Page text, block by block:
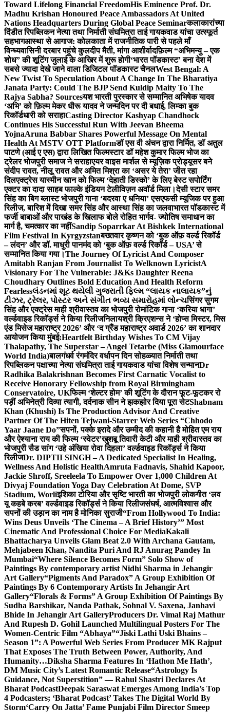
Toward Lifelong Financial FreedomHis Eminence Prof. Dr.
Madhu Krishan Honoured Peace Ambassadors At United
Nations Headquarters During Global Peace Seminarकलाकारांच्या
दिंडीत रिपब्लिकन नेत्या तथा निर्माती संघमित्रा ताई गायकवाड यांचा उत्स्फूर्त
सहभागआस्था से आगाज: कोलकाता में राजनीतिक पारी से पहले माँ
विन्ध्यवासिनी दरबार पहुंचे कुलदीप मैती, मांगा आशीर्वादफ़िल्म “अभिमन्यु – एक
शोध” की शूटिंग जुलाई के आखिर में शुरू होगी‘भारत पॉडकास्ट’ बना देश में
सबसे ज्यादा देखे जाने वाला डिजिटल पॉडकास्ट चैनलWest Bengal: A
New Twist To Speculation About A Change In The Bharatiya
Janata Party: Could The BJP Send Kuldip Maity To The
Rajya Sabha? Sourcesयश भारती पुरस्कार से सम्मानित अभिषेक यादव
‘अभि’ को फ़िल्म मेकर धीरू यादव ने जन्मदिन पर दी बधाई, लिम्का बुक
रिकॉर्डधारी को सराहाCasting Director Kashyap Chandhock
Continues His Successful Run With Jeevan Bheema
YojnaAruna Babbar Shares Powerful Message On Mental
Health At MSTV OTT Platformडॉ एस वी अंचन द्वारा निर्मित, डॉ अतुल
पाटणे (आई ए एस) द्वारा लिखित फिल्मस्टार डॉ महेश कुमार फिल्म भोज का
ट्रेलर भोजपुरी समाज ने सराहाएयर वाइस मार्शल से म्यूज़िक प्रोड्यूसर बने
संदीप रावत, नीलू रावत और अमित मिश्रा का ‘असर ये तेरा’ जीत रहा
दिलएक्ट्रेस यास्मीन खान को फिल्म ‘देहाती डिस्को’ के लिए बेस्ट सपोर्टिंग
एक्टर का दादा साहब फाल्के इंडियन टेलीविज़न अवॉर्ड मिला।देसी स्टार समर
सिंह का बिग ब्लास्ट भोजपुरी गाना ‘बदरवा ए धनिया’ एसएफसी म्यूजिक पर हुआ
रिलीज, बारिश में दिखा समर सिंह और आस्था सिंह का जलवाभारत पॉडकास्ट में
फर्जी बाबाओं और पाखंड के खिलाफ बोले रोहित भार्गव- ज्योतिष समाधान का
मार्ग है, चमत्कार का नहींSandip Soparrkar At Bishkek International
Film Festival In Kyrgyzstanबख्तवार कृष्णन को ‘बुक ऑफ़ वर्ल्ड रिकॉर्ड
– लंदन’ और डॉ. माधुरी पानमंद को ‘बुक ऑफ़ वर्ल्ड रिकॉर्ड – USA’ से
सम्मानित किया गया।The Journey Of Lyricist And Composer
Amitabh Ranjan From Journalist To Welknown LyricistA
Visionary For The Vulnerable: J&Ks Daughter Reena
Choudhary Outlines Bold Education And Health Reform
Fearlessલંડનમાં શૂટ થયેલી ગુજરાતી ફિલ્મ “લાયક નાલાયક”નું
ટીઝર, ટ્રેલર, પોસ્ટર અને સંગીત ભવ્ય સમારોહમાં લોન્ચसिंगर सुगम
सिंह और एक्ट्रेस माही श्रीवास्तव का भोजपुरी रोमांटिक गाना ‘करिया धागा’
वर्ल्डवाइड रिकॉर्ड्स ने किया रिलीजनिलायश्री क्रिएशन्स ने ‘होप्स मिस्टर, मिस
एंड मिसेज महाराष्ट्र 2026’ और ‘द ग्रैंड महाराष्ट्र अवार्ड 2026’ का शानदार
आयोजन किया मुंबई:Heartfelt Birthday Wishes To CM Vijay
Thalapathy, The Superstar – Angel Tetarbe (Miss Glamourface
World India)बालगंधर्व रंगमंदिर वर्धापन दिन सोहळ्यात निर्माती तथा
रिपब्लिकन पक्षाच्या नेत्या संघमित्रा ताई गायकवाड यांचा विशेष सन्मानDr
Radhika Balakrishnan Becomes First Carnatic Vocalist to
Receive Honorary Fellowship from Royal Birmingham
Conservatoire, UKफिल्म ‘शेल्टर होम’ की शूटिंग के दौरान फूट-फूटकर रो
पड़ीं अभिनेत्री दिव्या त्यागी, दर्दनाक सीन ने झकझोर दिया पूरा सेटShabnam
Khan (Khushi) Is The Production Advisor And Creative
Partner Of The Hiten Tejwani-Starrer Web Series “Chhodo
Yaar Jaane Do”सपनों, पक्के इरादे और उम्मीद की कहानी है मोहित एम राय
और ऐश्याना राय की फिल्म ‘स्वेटर’खुशबू तिवारी केटी और माही श्रीवास्तव का
भोजपुरी सैड सांग ‘उहे अंखिया रोवा दिहला’ वर्ल्डवाइड रिकॉर्ड्स ने किया
रिलीजDr. DIPTII SINGH – A Dedicated Specialist In Healing,
Wellness And Holistic HealthAmruta Fadnavis, Shahid Kapoor,
Jackie Shroff, Sreeleela To Empower Over 1,000 Children At
Divyaj Foundation Yoga Day Celebration At Dome, SVP
Stadium, Worliइशिका टोरिया और सृष्टि भारती का भोजपुरी लोकगीत ‘लव
यू कहबे करब’ वर्ल्डवाइड रिकॉर्ड्स ने किया रिलीजसंघर्ष, आत्मविश्वास और
सपनों की उड़ान का नाम है मोनिका सुराजी“From Hollywood To India:
Wins Deus Unveils ‘The Cinema – A Brief History’” Most
Cinematic And Professional Choice For MediaKakali
Bhattacharya Unveils Glam Beat 2.0 With Archana Gautam,
Mehjabeen Khan, Nandita Puri And RJ Anurag Pandey In
Mumbai“Where Silence Becomes Form” Solo Show of
Paintings By contemporary artist Nidhi Sharma in Jehangir
Art Gallery“Pigments And Paradox” A Group Exhibition Of
Paintings By 6 Contemporary Artists In Jehangir Art
Gallery“Florals & Forms” A Group Exhibition Of Paintings By
Sudha Barshikar, Nanda Pathak, Sohnal V. Saxena, Janhavi
Bhide In Jehangir Art GalleryProducers Dr. Vimal Raj Mathur
And Rupesh D. Gohil Launched Multilingual Posters For The
Women-Centric Film “Abhaya”“Jiski Lathi Uski Bhains –
Season 1”: A Powerful Web Series From Producer MK Rajput
That Exposes The Truth Between Power, Authority, And
Humanity…Diksha Sharma Features In ‘Hathon Me Hath’,
DM Music City’s Latest Romantic Release“Astrology Is
Guidance, Not Superstition” — Rahul Shastri Declares At
Bharat PodcastDeepak Saraswat Emerges Among India’s Top
4 Podcasters; ‘Bharat Podcast’ Takes The Digital World By
Storm‘Carry On Jatta’ Fame Punjabi Film Director Smeep